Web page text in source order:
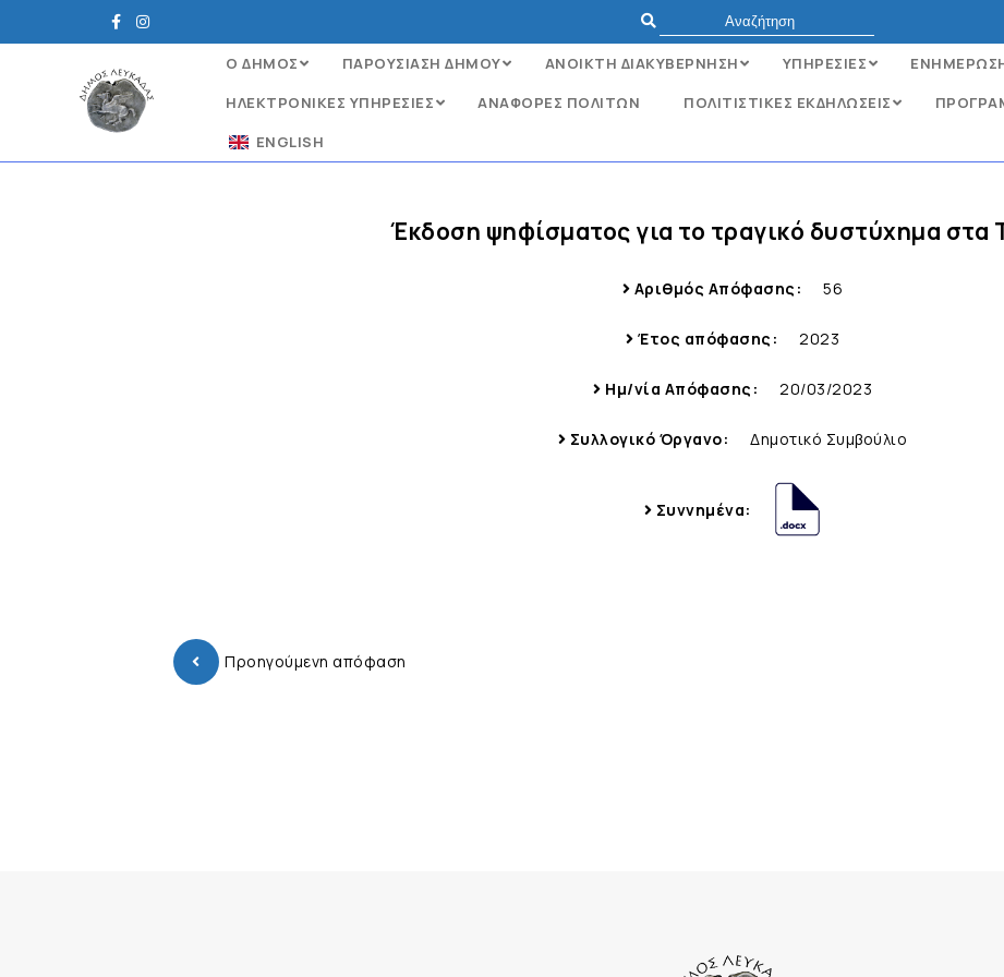
Ο ΔΗΜΟΣ ΠΑΡΟΥΣΙΑΣΗ ΔΗΜΟΥ ΑΝΟΙΚΤΗ ΔΙΑΚΥΒΕΡΝΗΣΗ ΥΠΗΡΕΣΙΕΣ
ΗΛΕΚΤΡΟΝΙΚΈΣ ΥΠΗΡΕΣΊΕΣ
ΑΝΑΦΟΡΈΣ ΠΟΛΙΤΏΝ ΠΟΛΙΤΙΣΤΙΚΕΣ ΕΚΔΗΛΩΣΕΙΣ
ENGLISH
Έκδοση ψηφίσματος για το τραγικό δυστύχημα στα
Αριθμός Απόφασης: 56
Έτος απόφασης: 2023
Ημ/νία Απόφασης: 20/03/2023
Συλλογικό Όργανο: Δημοτικό Συμβούλιο
Συννημένα:
Προηγούμενη απόφαση